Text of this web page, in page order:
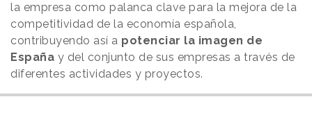
la empresa como palanca clave para la mejora de la
competitividad de la economía española,
contribuyendo así a potenciar la imagen de
España y del conjunto de sus empresas a través de
diferentes actividades y proyectos.